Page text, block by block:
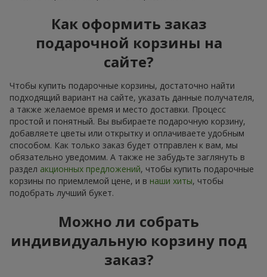
Как оформить заказ
подарочной корзины на
сайте?
Чтобы купить подарочные корзины, достаточно найти
подходящий вариант на сайте, указать данные получателя,
а также желаемое время и место доставки. Процесс
простой и понятный. Вы выбираете подарочную корзину,
добавляете цветы или открытку и оплачиваете удобным
способом. Как только заказ будет отправлен к вам, мы
обязательно уведомим. А также не забудьте заглянуть в
раздел акционных предложений, чтобы купить подарочные
корзины по приемлемой цене, и в наши хиты, чтобы
подобрать лучший букет.
Можно ли собрать
индивидуальную корзину под
заказ?